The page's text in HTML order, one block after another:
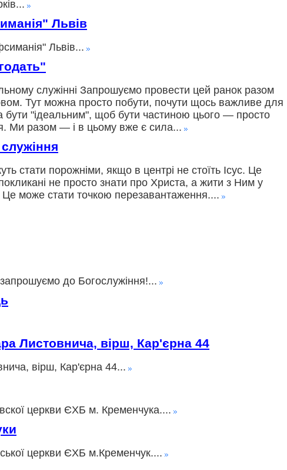
Львів
Львів...
служінні Запрошуємо провести цей ранок разом
Тут можна просто побути, почути щось важливе для
"ідеальним", щоб бути частиною цього — просто
Ми разом — і в цьому вже є сила...
стати порожніми, якщо в центрі не стоїть Ісус. Це
не просто знати про Христа, а жити з Ним у
Це може стати точкою перезавантаження....
до Богослужіння!...
Листовнича, вірш, Кар'єрна 44
вірш, Кар'єрна 44...
церкви ЄХБ м. Кременчука....
церкви ЄХБ м.Кременчук....